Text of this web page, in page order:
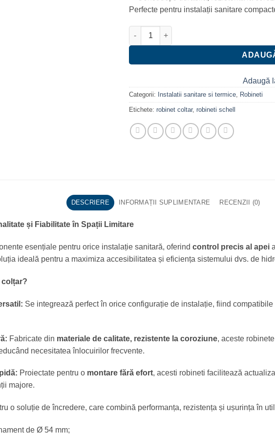
Perfecte pentru instalații sanitare
Cantitate Robinet pentru apa coltar 1/2x3/8
Adaugă
Categorii: Instalatii sanitare si termice Robineti
Etichete: robinet coltar, robineti schell
DESCRIERE INFORMAȚII SUPLIMENTARE RECENZII (0)
și Fiabilitate în Spații Limitare
esențiale pentru orice instalație sanitară, oferind control precis al apei
ideală pentru a maximiza accesibilitatea și eficiența sistemului dvs. de
colțar?
Se integrează perfect în orice configurație de instalație, fiind
Fabricate din materiale de calitate, rezistente la coroziune, aceste
necesitatea înlocuirilor frecvente.
Proiectate pentru o montare fără efort, acesti robineti facilitează
majore.
o soluție de încredere, care combină performanța, rezistența și ușurința în
de Ø 54 mm;